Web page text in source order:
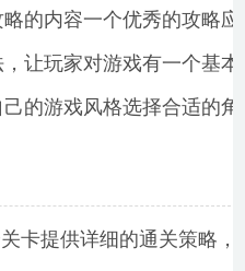
的内容一个优秀的攻略
让玩家对游戏有一个基
的游戏风格选择合适的
卡提供详细的通关策略